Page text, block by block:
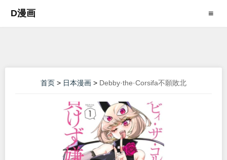
D漫画 ≡
首页 > 日本漫画 > Debby·the·Corsifa不願敗北